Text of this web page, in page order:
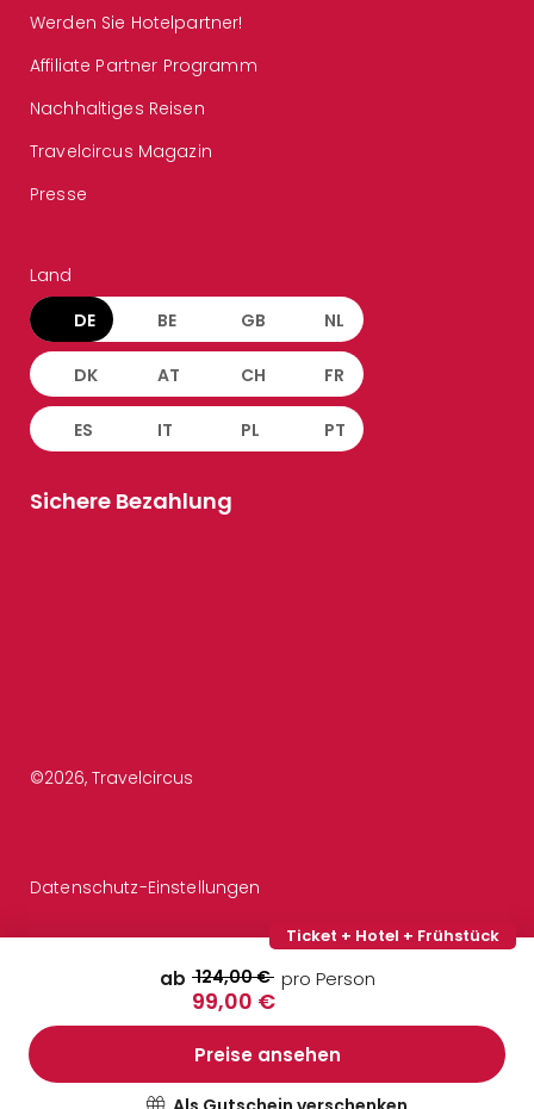
Ticket + Hotel + Frühstück
ab 124,00 €
99,00 €
pro Person
Preise ansehen
Werden Sie Hotelpartner!
Affiliate Partner Programm
Nachhaltiges Reisen
Travelcircus Magazin
Presse
Land
DE BE GB NL
DK AT CH FR
ES IT PL PT
Sichere Bezahlung
©2026, Travelcircus
Datenschutz-Einstellungen